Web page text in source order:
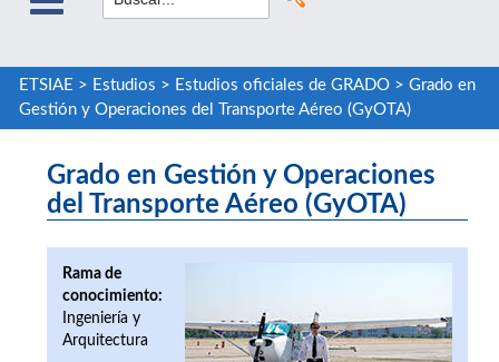
ETSIAE > Estudios > Estudios oficiales de GRADO> Grado en
Gestión y Operaciones del Transporte Aéreo (GyOTA)
Grado en Gestión y Operaciones
del Transporte Aéreo (GyOTA)
Rama de
conocimiento:
Ingeniería y
Arquitectura